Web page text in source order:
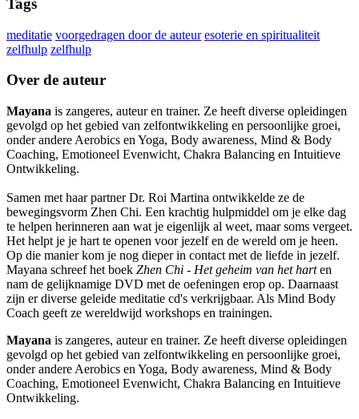
Tags
meditatie voorgedragen door de auteur esoterie en spiritualiteit
zelfhulp zelfhulp
Over de auteur
Mayana is zangeres, auteur en trainer. Ze heeft diverse opleidingen
gevolgd op het gebied van zelfontwikkeling en persoonlijke groei,
onder andere Aerobics en Yoga, Body awareness, Mind & Body
Coaching, Emotioneel Evenwicht, Chakra Balancing en Intuitieve
Ontwikkeling.
Samen met haar partner Dr. Roi Martina ontwikkelde ze de
bewegingsvorm Zhen Chi. Een krachtig hulpmiddel om je elke dag
te helpen herinneren aan wat je eigenlijk al weet, maar soms vergeet.
Het helpt je je hart te openen voor jezelf en de wereld om je heen.
Op die manier kom je nog dieper in contact met de liefde in jezelf.
Mayana schreef het boek Zhen Chi - Het geheim van het harten
nam de gelijknamige DVD met de oefeningen erop op. Daarnaast
zijn er diverse geleide meditatie cd's verkrijgbaar. Als Mind Body
Coach geeft ze wereldwijd workshops en trainingen.
Mayana is zangeres, auteur en trainer. Ze heeft diverse opleidingen
gevolgd op het gebied van zelfontwikkeling en persoonlijke groei,
onder andere Aerobics en Yoga, Body awareness, Mind & Body
Coaching, Emotioneel Evenwicht, Chakra Balancing en Intuitieve
Ontwikkeling.